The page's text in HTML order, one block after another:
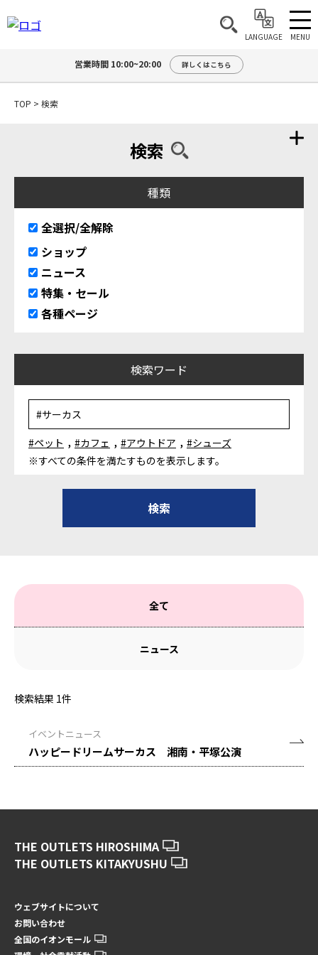
LANGUAGE MENU
営業時間 10:00~20:00 詳しくはこちら
TOP > 検索
検索
種類
全選択/全解除
ショップ
ニュース
特集・セール
各種ページ
検索ワード
#ペット , #カフェ , #アウトドア , #シューズ
※すべての条件を満たすものを表示します。
全て
ニュース
検索結果 1件
イベントニュース
ハッピードリームサーカス 湘南・平塚公演
THE OUTLETS HIROSHIMA
THE OUTLETS KITAKYUSHU
ウェブサイトについて
お問い合わせ
全国のイオンモール